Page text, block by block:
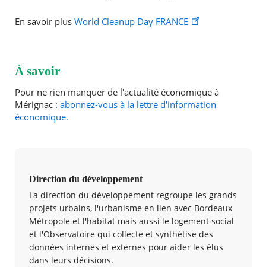
En savoir plusWorld Cleanup Day FRANCE
À savoir
Pour ne rien manquer de l'actualité économique à
Mérignac : abonnez-vous à la lettre d'information
économique.
Direction du développement
La direction du développement regroupe les grands
projets urbains, l'urbanisme en lien avec Bordeaux
Métropole et l'habitat mais aussi le logement social
et l'Observatoire qui collecte et synthétise des
données internes et externes pour aider les élus
dans leurs décisions.